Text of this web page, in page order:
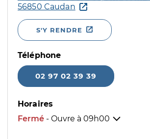
56850 Caudan
S'Y RENDRE
Téléphone
02 97 02 39 39
Horaires
Fermé - Ouvre à 09h00